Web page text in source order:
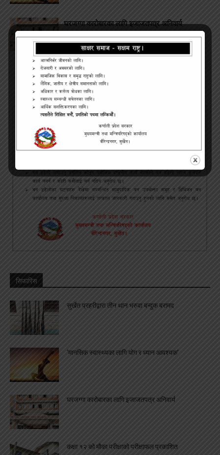
घरजग्गा कारोबारका लागि इजाजतपत्र अनिवार्य
सिफारिस
सुर्खेत प्रहरीद्वारा तीन थान भरुवा बन्दुक बरामद
‘मानसिक स्वास्थ्यका लागि योग र ध्यान आवश्यक’
घरजग्गा कारोबारका लागि इजाजतपत्र अनिवार्य
कक्षा १२ को मौका परीक्षाको परीक्षाफल प्रकाशित